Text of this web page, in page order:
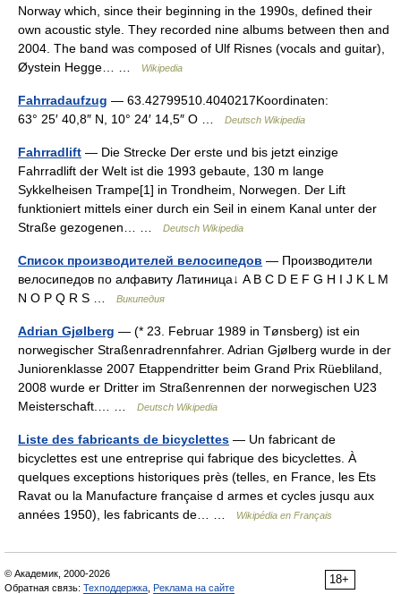
Norway which, since their beginning in the 1990s, defined their
own acoustic style. They recorded nine albums between then and
2004. The band was composed of Ulf Risnes (vocals and guitar),
Øystein Hegge… …
Wikipedia
Fahrradaufzug — 63.42799510.4040217Koordinaten:
63° 25′ 40,8″ N, 10° 24′ 14,5″ O …
Deutsch Wikipedia
Fahrradlift — Die Strecke Der erste und bis jetzt einzige
Fahrradlift der Welt ist die 1993 gebaute, 130 m lange
Sykkelheisen Trampe[1] in Trondheim, Norwegen. Der Lift
funktioniert mittels einer durch ein Seil in einem Kanal unter der
Straße gezogenen… …
Deutsch Wikipedia
Список производителей велосипедов — Производители
велосипедов по алфавиту Латиница↓ A B C D E F G H I J K L M
N O P Q R S …
Википедия
Adrian Gjølberg — (* 23. Februar 1989 in Tønsberg) ist ein
norwegischer Straßenradrennfahrer. Adrian Gjølberg wurde in der
Juniorenklasse 2007 Etappendritter beim Grand Prix Rüebliland,
2008 wurde er Dritter im Straßenrennen der norwegischen U23
Meisterschaft.… …
Deutsch Wikipedia
Liste des fabricants de bicyclettes — Un fabricant de
bicyclettes est une entreprise qui fabrique des bicyclettes. À
quelques exceptions historiques près (telles, en France, les Ets
Ravat ou la Manufacture française d armes et cycles jusqu aux
années 1950), les fabricants de… …
Wikipédia en Français
18+
© Академик, 2000-2026
Обратная связь: Техподдержка Реклама на сайте